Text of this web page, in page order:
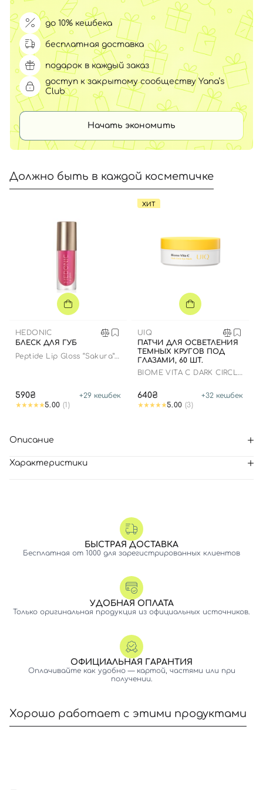
до 10% кешбека
бесплатная доставка
подарок в каждый заказ
доступ к закрытому сообществу Yana’s
Club
Начать экономить
Должно быть в каждой косметичке
HEDONIC
БЛЕСК ДЛЯ ГУБ
Peptide Lip Gloss “Sakura”
590₴ +29 кешбек
5.00 (1)
ХИТ
UIQ
ПАТЧИ ДЛЯ ОСВЕТЛЕНИЯ
ТЕМНЫХ КРУГОВ ПОД
ГЛАЗАМИ, 60 ШТ.
BIOME VITA C DARK CIRCLE
640₴ +32 кешбек
5.00 (3)
Описание
Характеристики
БЫСТРАЯ ДОСТАВКА
Бесплатная от 1000 для зарегистрированных клиентов
УДОБНАЯ ОПЛАТА
Только оригинальная продукция из официальных источников.
ОФИЦИАЛЬНАЯ ГАРАНТИЯ
Оплачивайте как удобно — картой, частями или при
получении.
Хорошо работает с этими продуктами